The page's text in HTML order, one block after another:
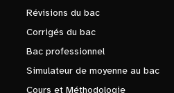
Révisions du bac
Corrigés du bac
Bac professionnel
Simulateur de moyenne au bac
Cours et Méthodologie